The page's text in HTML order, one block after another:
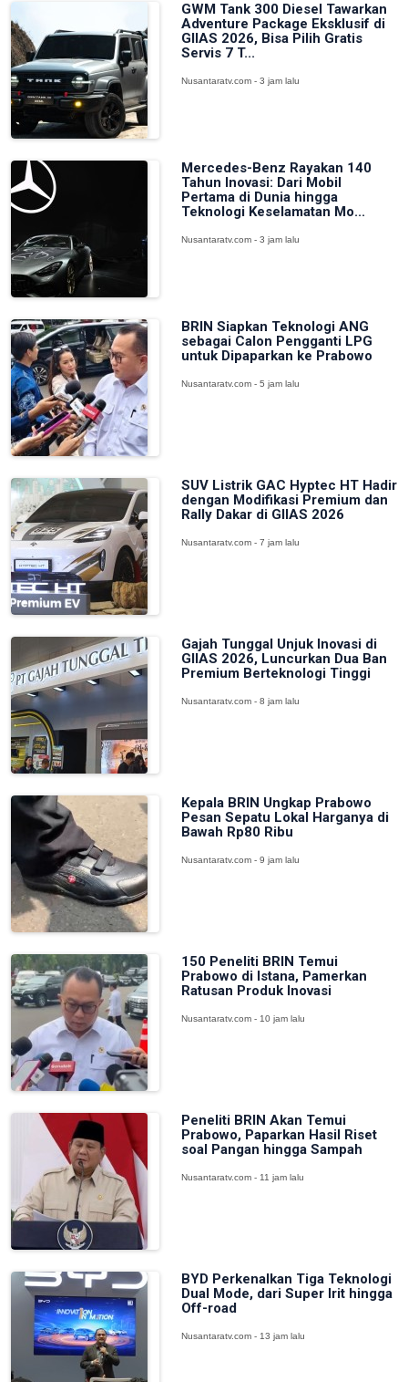
GWM Tank 300 Diesel Tawarkan
Adventure Package Eksklusif di
GIIAS 2026, Bisa Pilih Gratis
Servis 7 T...
Nusantaratv.com - 3 jam lalu
Mercedes-Benz Rayakan 140
Tahun Inovasi: Dari Mobil
Pertama di Dunia hingga
Teknologi Keselamatan Mo...
Nusantaratv.com - 3 jam lalu
BRIN Siapkan Teknologi ANG
sebagai Calon Pengganti LPG
untuk Dipaparkan ke Prabowo
Nusantaratv.com - 5 jam lalu
SUV Listrik GAC Hyptec HT Hadir
dengan Modifikasi Premium dan
Rally Dakar di GIIAS 2026
Nusantaratv.com - 7 jam lalu
Gajah Tunggal Unjuk Inovasi di
GIIAS 2026, Luncurkan Dua Ban
Premium Berteknologi Tinggi
Nusantaratv.com - 8 jam lalu
Kepala BRIN Ungkap Prabowo
Pesan Sepatu Lokal Harganya di
Bawah Rp80 Ribu
Nusantaratv.com - 9 jam lalu
150 Peneliti BRIN Temui
Prabowo di Istana, Pamerkan
Ratusan Produk Inovasi
Nusantaratv.com - 10 jam lalu
Peneliti BRIN Akan Temui
Prabowo, Paparkan Hasil Riset
soal Pangan hingga Sampah
Nusantaratv.com - 11 jam lalu
BYD Perkenalkan Tiga Teknologi
Dual Mode, dari Super Irit hingga
Off-road
Nusantaratv.com - 13 jam lalu